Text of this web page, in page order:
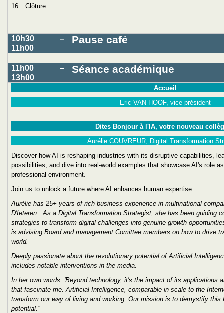
16. Clôture
10h30 –
11h00
Pause café
11h00 –
13h00
Séance académique
Accueil
Eric VAN HOOF, vice-président
Dites Bonjour à l'IA, votre nouveau
Aurélie COUVREUR, Digital Transformation
Discover how AI is reshaping industries with its disruptive capabilities,
possibilities, and dive into real-world examples that showcase AI's role
professional environment.
Join us to unlock a future where AI enhances human expertise.
Aurélie has 25+ years of rich business experience in multinational
D'Ieteren. As a Digital Transformation Strategist, she has been guiding
strategies to transform digital challenges into genuine growth
is advising Board and management Comittee members on how to drive
world.
Deeply passionate about the revolutionary potential of Artificial
includes notable interventions in the media.
In her own words: 'Beyond technology, it's the impact of its applications
that fascinate me. Artificial Intelligence, comparable in scale to the
transform our way of living and working. Our mission is to demystify this
potential.”